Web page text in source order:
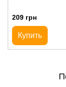
209 грн
Купить